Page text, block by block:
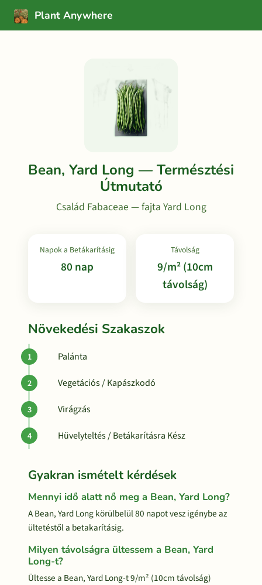
Plant Anywhere
Bean, Yard Long — Természtési
Útmutató
Család Fabaceae — fajta Yard Long
Napok a Betákarításig
80 nap
Távolság
9/m² (10cm
távolság)
Növekedési Szakaszok
Palánta
Vegetációs / Kapászkodó
Virágzás
Hüvelyteltés / Betákarításra Kész
Gyakran ismételt kérdések
Mennyi idő alatt nő meg a Bean, Yard Long?
A Bean, Yard Long körülbelül 80 napot vesz igénybe az
ültetéstől a betakarításig.
Milyen távolságra ültessem a Bean, Yard
Long-t?
Ültesse a Bean, Yard Long-t 9/m² (10cm távolság)